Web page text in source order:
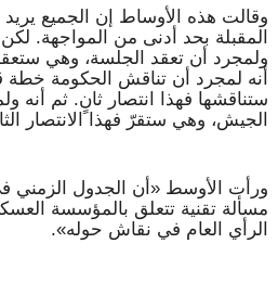
وقالت هذه الأوساط إن الجميع
المقبلة بحد أدنى من المواجهة.
ولمجرد أن تعقد الجلسة، وهي ستعقد
أنه لمجرد أن تناقش الحكومة خطة
ستناقشها فهذا انتصار ثانٍ. ثم أنه
الجيش، وهي ستقرّ فهذا الانتصار
ورأت الأوسط «أن الجدول الزمني
مسألة تقنية تتعلق بالمؤسسة
الرأي العام في نقاش حوله».